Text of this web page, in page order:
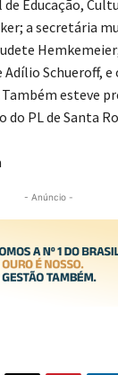
Educação,
a secretária
Adílio Schueroff,
esteve
PL de Santa
- Anúncio -